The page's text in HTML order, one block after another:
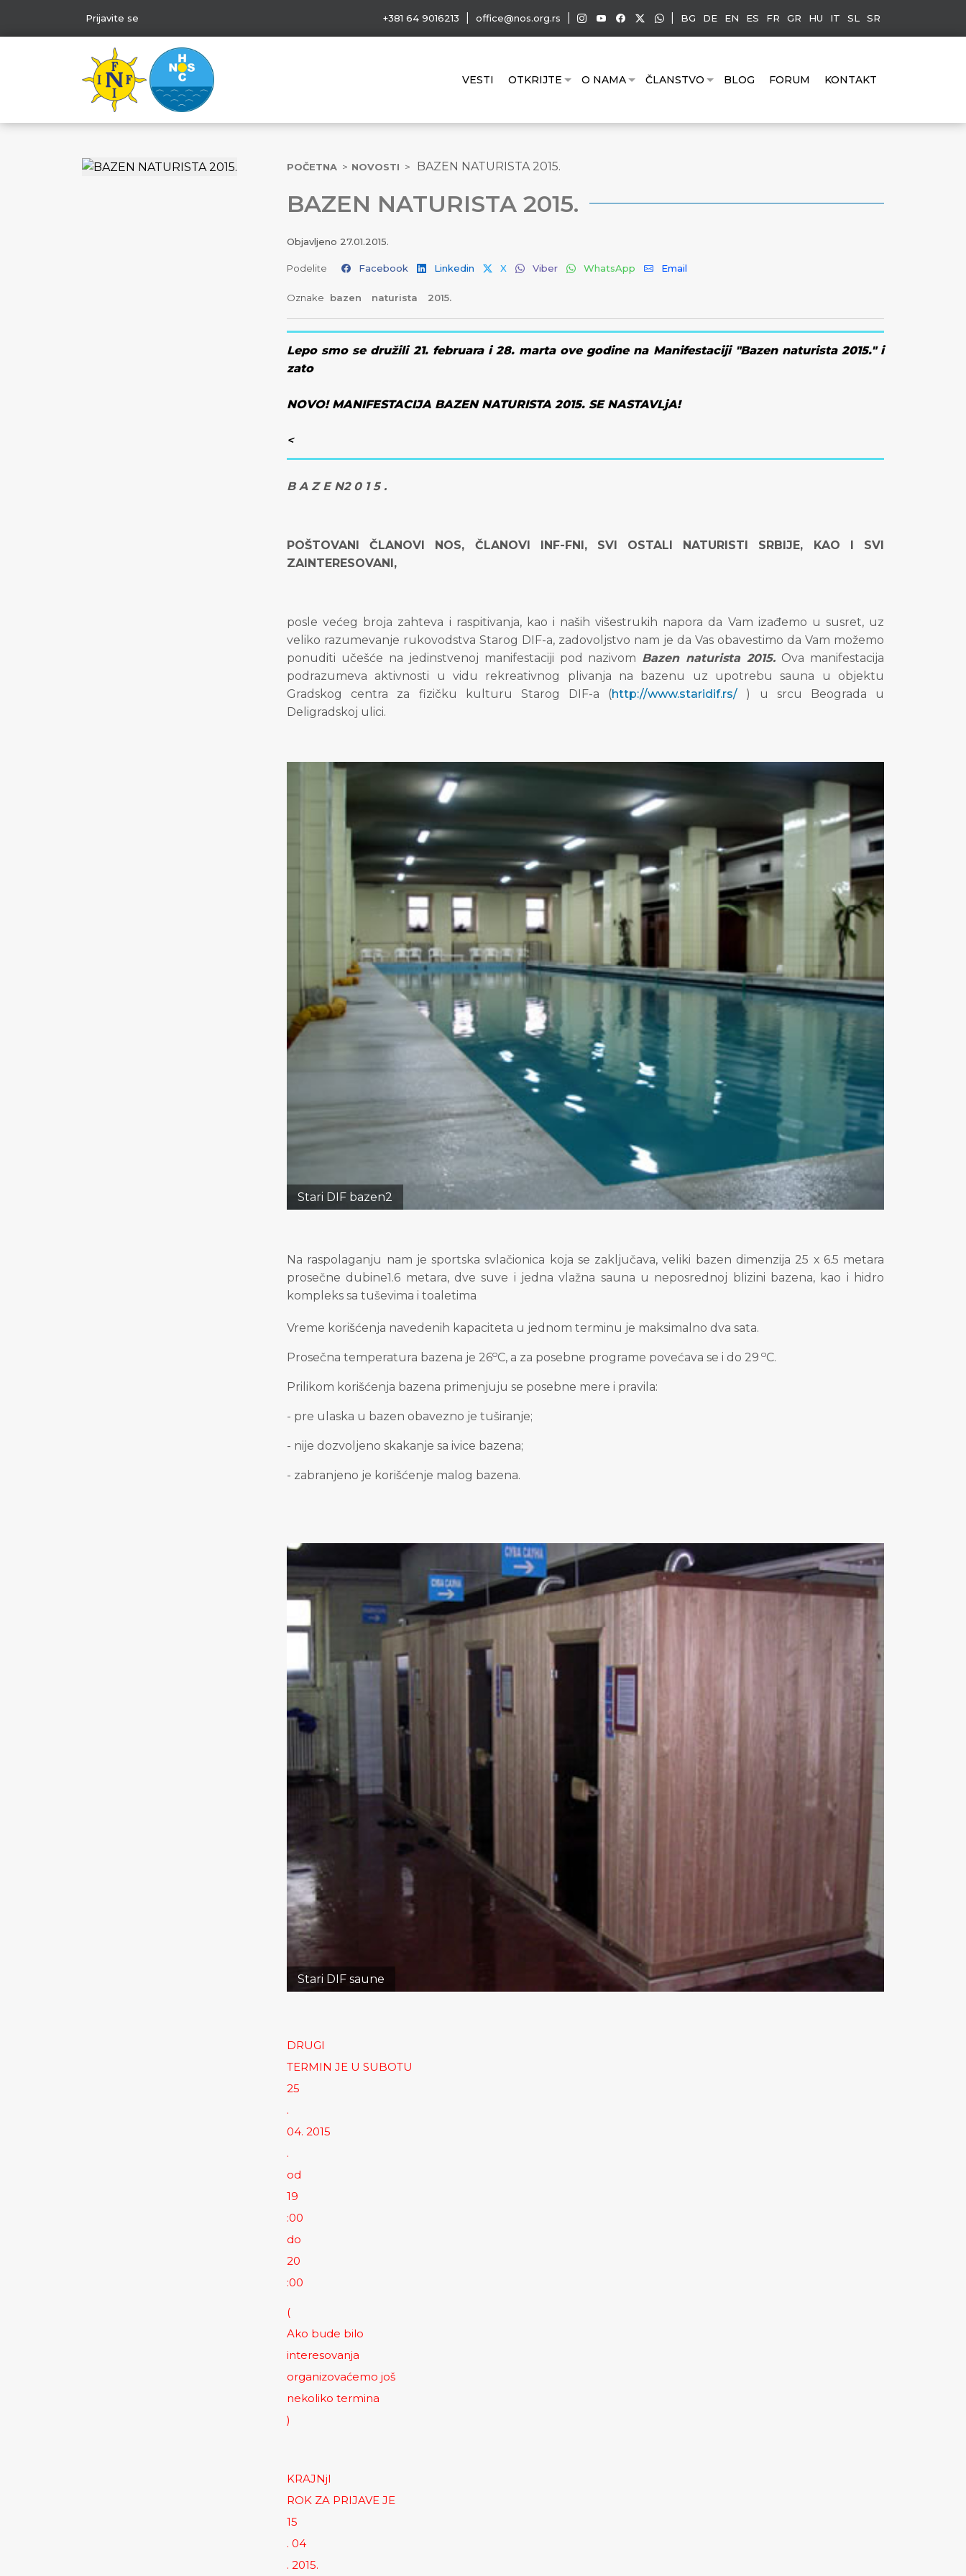
Prijavite se +381 64 9016213 office@nos.org.rs BG DE EN ES FR GR HU IT SL SR
VESTI OTKRIJTE O NAMA ČLANSTVO BLOG FORUM KONTAKT
POČETNA NOVOSTI BAZEN NATURISTA 2015.
BAZEN NATURISTA 2015.
Objavljeno 27.01.2015.
Podelite Facebook Linkedin X Viber WhatsApp Email
Oznake bazen naturista 2015.
Lepo smo se družili 21. februara i 28. marta ove godine na Manifestaciji "Bazen naturista 2015." i
zato
NOVO! MANIFESTACIJA BAZEN NATURISTA 2015. SE NASTAVLjA!
<
B A Z E N2 0 1 5 .
POŠTOVANI ČLANOVI NOS, ČLANOVI INF-FNI, SVI OSTALI NATURISTI SRBIJE, KAO I SVI
ZAINTERESOVANI,
posle većeg broja zahteva i raspitivanja, kao i naših višestrukih napora da Vam izađemo u susret, uz
veliko razumevanje rukovodstva Starog DIF-a, zadovoljstvo nam je da Vas obavestimo da Vam možemo
ponuditi učešće na jedinstvenoj manifestaciji pod nazivom Bazen naturista 2015. Ova manifestacija
podrazumeva aktivnosti u vidu rekreativnog plivanja na bazenu uz upotrebu sauna u objektu
Gradskog centra za fizičku kulturu Starog DIF-a (http://www.staridif.rs/ ) u srcu Beograda u
Deligradskoj ulici.
Stari DIF bazen2
Na raspolaganju nam je sportska svlačionica koja se zaključava, veliki bazen dimenzija 25 х6.5 metara
prosečne dubine1.6 metara,dvesuve i jedna vlažna sauna u neposrednoj blizini bazena, kao i hidro
kompleks sa tuševima i toaletima.
Vreme korišćenja navedenih kapaciteta u jednom terminu je maksimalno dva sata.
Prosečna temperatura bazena je 26oC, a za posebne programe povećava se i do 29 oC.
Prilikom korišćenja bazena primenjuju se posebne mere i pravila:
- pre ulaska u bazen obavezno je tuširanje;
- nije dozvoljeno skakanje sa ivice bazena;
- zabranjeno je korišćenje malog bazena.
Stari DIF saune
DRUGI
TERMIN JE U SUBOTU
25
.
04. 2015
.
od
19
:00
do
20
:00
(
Ako bude bilo
interesovanja
organizovaćemo još
nekoliko termina
)
KRAJNjI
ROK ZA PRIJAVE JE
15
. 04
. 2015.